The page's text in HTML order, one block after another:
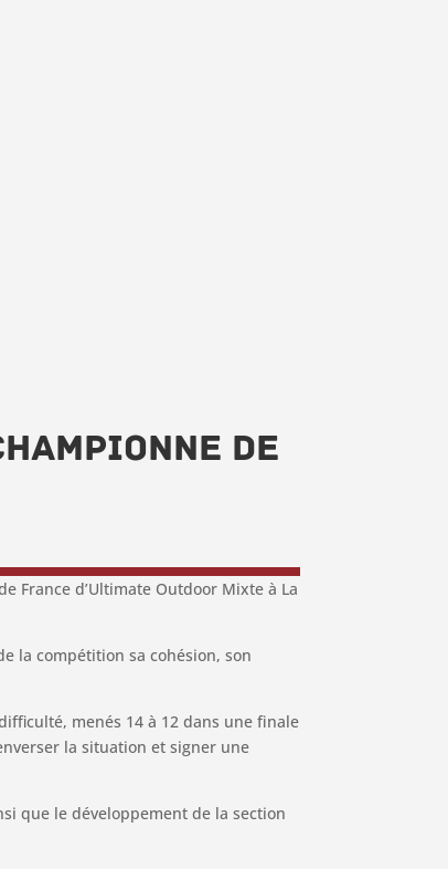
de
France d’Ultimate Outdoor Mixte à La
la compétition sa cohésion, son
menés 14 à 12 dans une finale
la situation et signer une
que le développement de la section